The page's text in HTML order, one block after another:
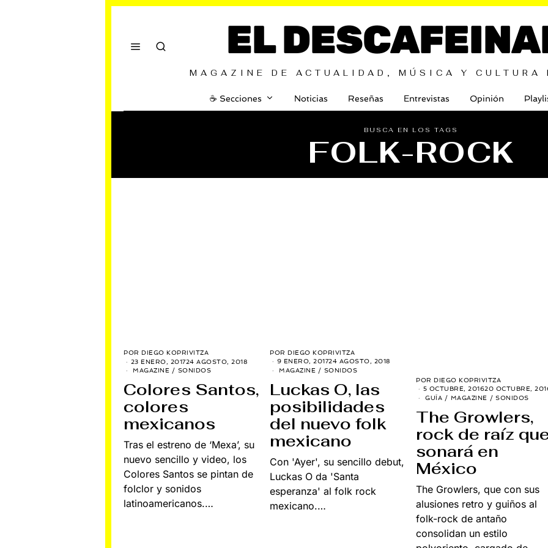
EL
MAGAZINE DE ACTUALIDAD, MÚSICA Y CULTURA
☕️ Secciones Noticias Reseñas Entrevistas Opinión
BUSCA EN LOS TAGS
FOLK-ROCK
POR DIEGO KOPRIVITZA
23 ENERO, 201724 AGOSTO, 2018
MAGAZINE / SONIDOS
Colores Santos,
colores
mexicanos
Tras el estreno de ‘Mexa’, su
nuevo sencillo y video, los
Colores Santos se pintan de
folclor y sonidos
latinoamericanos.…
POR DIEGO KOPRIVITZA
9 ENERO, 201724 AGOSTO, 2018
MAGAZINE / SONIDOS
Luckas O, las
posibilidades
del nuevo folk
mexicano
Con 'Ayer', su sencillo debut,
Luckas O da 'Santa
esperanza' al folk rock
mexicano.…
POR DIEGO KOPRIVITZA
5 OCTUBRE, 201620 OCTUBRE,
GUÍA / MAGAZINE / SONIDOS
The Growlers,
rock de raíz
sonará en
México
The Growlers, que con sus
alusiones retro y guiños al
folk-rock de antaño
consolidan un estilo